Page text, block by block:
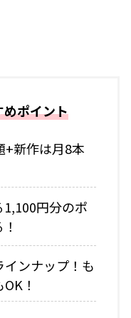
ポイント
+新作は月8本
円分のポ
ンナップ！も
！